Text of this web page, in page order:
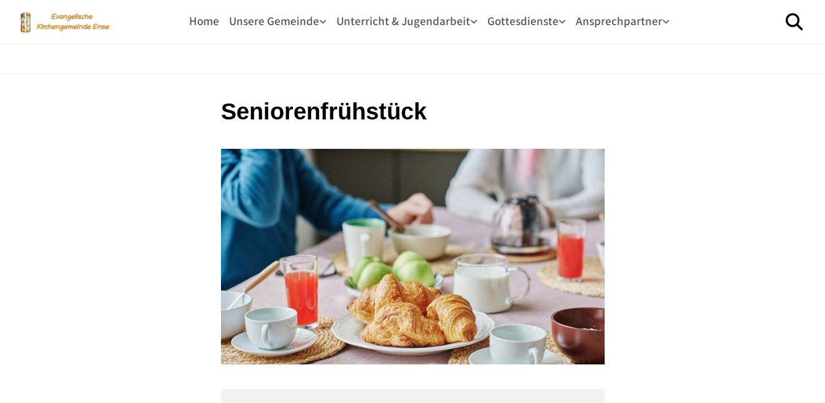
Home Unsere Gemeinde Unterricht & Jugendarbeit Gottesdienste Ansprechpartner
Seniorenfrühstück